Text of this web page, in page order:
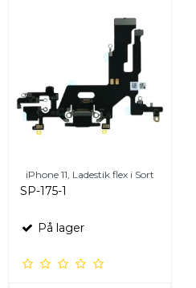
iPhone 11, Ladestik flex i Sort
SP-175-1
På lager